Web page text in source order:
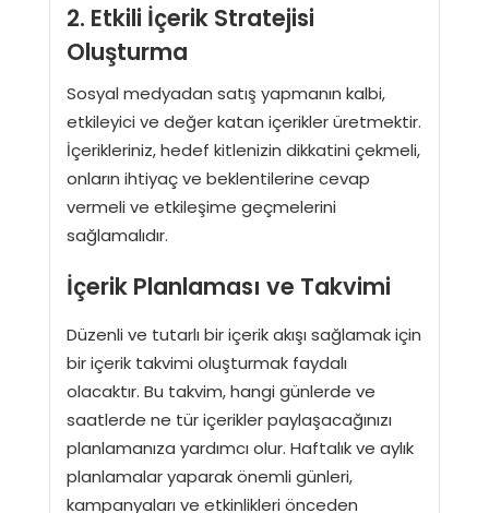
2. Etkili İçerik Stratejisi
Oluşturma
Sosyal medyadan satış yapmanın kalbi,
etkileyici ve değer katan içerikler üretmektir.
İçerikleriniz, hedef kitlenizin dikkatini çekmeli,
onların ihtiyaç ve beklentilerine cevap
vermeli ve etkileşime geçmelerini
sağlamalıdır.
İçerik Planlaması ve Takvimi
Düzenli ve tutarlı bir içerik akışı sağlamak için
bir içerik takvimi oluşturmak faydalı
olacaktır. Bu takvim, hangi günlerde ve
saatlerde ne tür içerikler paylaşacağınızı
planlamanıza yardımcı olur. Haftalık ve aylık
planlamalar yaparak önemli günleri,
kampanyaları ve etkinlikleri önceden